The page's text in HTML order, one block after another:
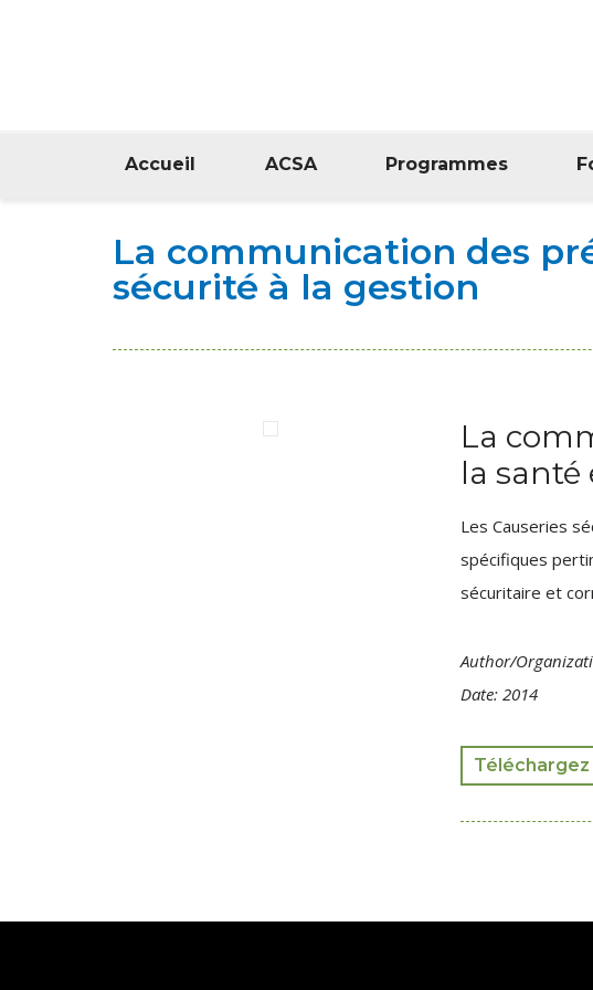
Accueil ACSA Programmes
La communication des
sécurité à la gestion
La
la santé
Les Causeries
spécifiques
sécuritaire et
Author/
Date: 2014
Téléchargez